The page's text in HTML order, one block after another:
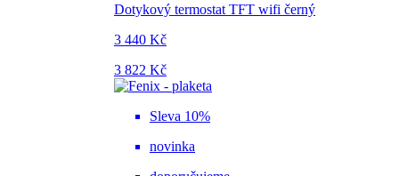
Dotykový termostat TFT wifi černý
3 440 Kč
3 822 Kč
Sleva 10%
novinka